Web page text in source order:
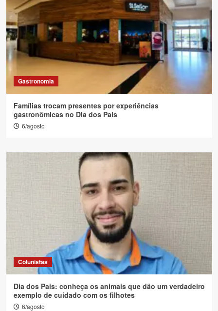
Gastronomia
Famílias trocam presentes por experiências
gastronômicas no Dia dos Pais
6/agosto
Colunistas
Dia dos Pais: conheça os animais que dão um verdadeiro
exemplo de cuidado com os filhotes
6/agosto